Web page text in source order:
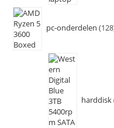
pc-onderdelen 128
harddisk